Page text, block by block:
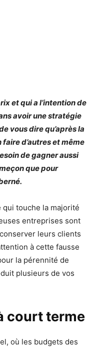
et qui a l’intention de
avoir une stratégie
vous dire qu’après la
d’autres et même
de gagner aussi
que pour
qui touche la majorité
entreprises sont
leurs clients
à cette fausse
la pérennité de
plusieurs de vos
court terme
où les budgets des